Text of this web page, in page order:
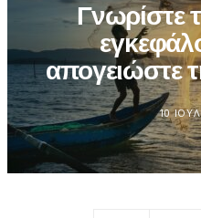
Γνωρίστε
απογειώστε
10